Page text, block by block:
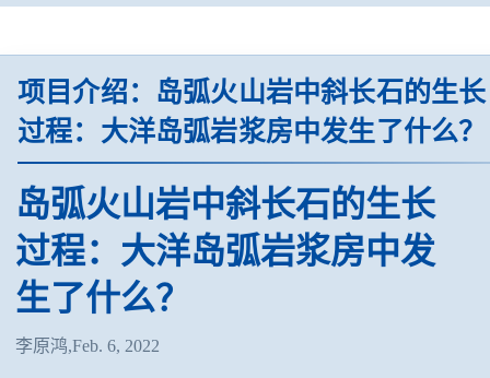
项目介绍：岛弧火山岩中斜长石的生长
过程：大洋岛弧岩浆房中发生了什么？
岛弧火山岩中斜长石的生长
过程：大洋岛弧岩浆房中发
生了什么？
李原鸿,Feb. 6, 2022